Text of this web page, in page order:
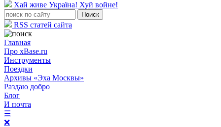
Хай живе Україна! Хуй войне!
RSS статей сайта
Главная
Про xBase.ru
Инструменты
Поездки
Архивы «Эха Москвы»
Раздаю добро
Блог
И почта
☰
❌